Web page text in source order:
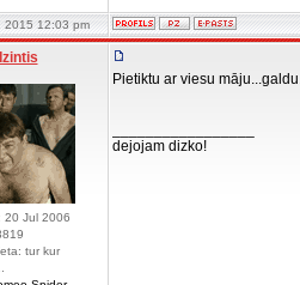
2015 12:03 pm
20 Jul 2006
tur kur
Pietiktu ar viesu
dejojam dizko!